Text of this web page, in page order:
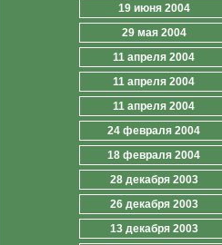
19 июня 2004
29 мая 2004
11 апреля 2004
11 апреля 2004
11 апреля 2004
24 февраля 2004
18 февраля 2004
28 декабря 2003
26 декабря 2003
13 декабря 2003